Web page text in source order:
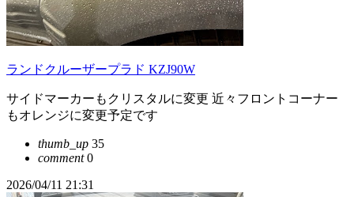
ランドクルーザープラド KZJ90W
サイドマーカーもクリスタルに変更 近々フロントコーナー
もオレンジに変更予定です
thumb_up 35
comment0
2026/04/11 21:31